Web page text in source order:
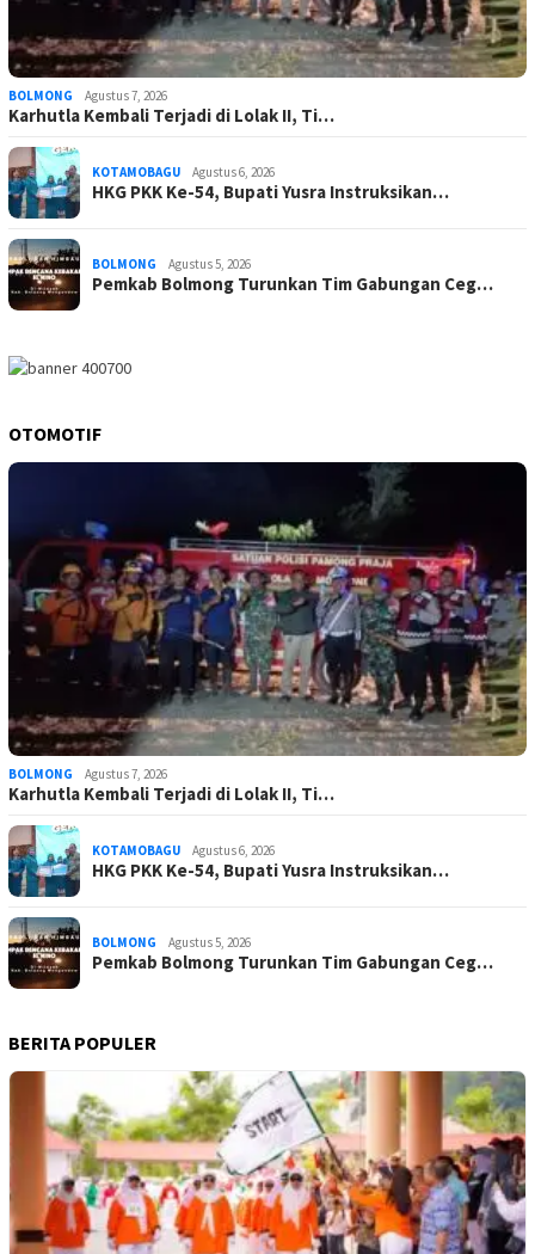
BOLMONG Agustus 7, 2026
Karhutla Kembali Terjadi di Lolak II, Ti…
KOTAMOBAGU Agustus 6, 2026
HKG PKK Ke-54, Bupati Yusra Instruksikan…
BOLMONG Agustus 5, 2026
Pemkab Bolmong Turunkan Tim Gabungan Ceg…
OTOMOTIF
BOLMONG Agustus 7, 2026
Karhutla Kembali Terjadi di Lolak II, Ti…
KOTAMOBAGU Agustus 6, 2026
HKG PKK Ke-54, Bupati Yusra Instruksikan…
BOLMONG Agustus 5, 2026
Pemkab Bolmong Turunkan Tim Gabungan Ceg…
BERITA POPULER